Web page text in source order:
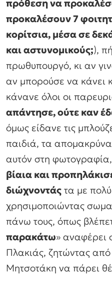
πρόθεση να
προκαλέσουν 7
κορίτσια, μέσα σε
και αστυνομικούς;),
πρωθυπουργό, κι αν
αν μπορούσε να κάνει
κάνανε όλοι οι
απάντησε, ούτε καν
όμως είδανε τις
παιδιά, τα
αυτόν στη φωτογραφία,
βίαια και
διώχνοντάς τα με
χρησιμοποιώντας
πάνω τους, όπως
παρακάτω» αναφέρει
Πλακιάς, ζητώντας
Μητσοτάκη να πάρει